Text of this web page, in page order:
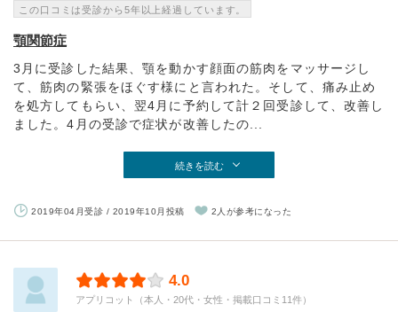
この口コミは受診から5年以上経過しています。
顎関節症
3月に受診した結果、顎を動かす顔面の筋肉をマッサージし
て、筋肉の緊張をほぐす様にと言われた。そして、痛み止め
を処方してもらい、翌4月に予約して計２回受診して、改善し
ました。4月の受診で症状が改善したの...
続きを読む
2019年04月受診 / 2019年10月投稿 2人が参考になった
4.0
アプリコット（本人・20代・女性・掲載口コミ11件）